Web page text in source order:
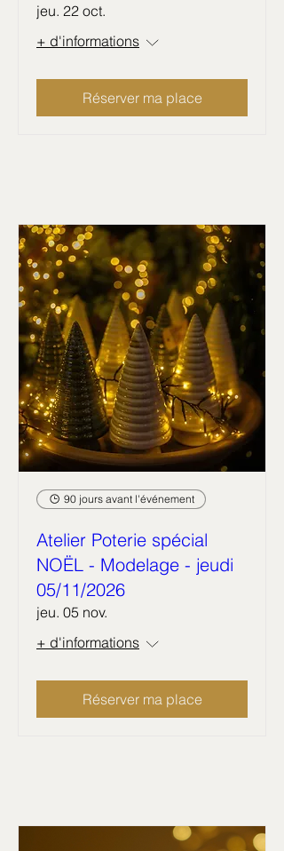
jeu. 22 oct.
+ d'informations
Réserver ma place
90 jours avant l'événement
Atelier Poterie spécial
NOËL - Modelage - jeudi
05/11/2026
jeu. 05 nov.
+ d'informations
Réserver ma place